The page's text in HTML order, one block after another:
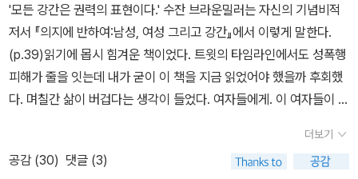
로, 상대방을 완전히 꼼짝 못하게 하는 것이죠. 그리고 또 기억나는 것
은 한 번도 상대 여성과 합의를 보려 한 적이 없다는 거에요. 그 대신
거짓말을 하거나 온갖 시나리오를 만들어냈습니다. 그러고는 정작 성
관계 후에는 아무런 신경을 쓰지 않거나 오히려 그날의 일에 대해 상
대방이 불편하고 불안하게 느끼게 만들었죠." -론 캠벨 뉴저지 메디슨
아야 할 모든 것 이 책이 눈에 띄는 부분은 ‘데이트 강간’이나 '아는 사
'모든 강간은 권력의 표현이다.' 수잔 브라운밀러는 자신의 기념비적
저서 『의지에 반하여:남성, 여성 그리고 강간』에서 이렇게 말한다.
(p.39)읽기에 몹시 힘겨운 책이었다. 트윗의 타임라인에서도 성폭행
피해가 줄을 잇는데 내가 굳이 이 책을 지금 읽었어야 했을까 후회했
다. 며칠간 삶이 버겁다는 생각이 들었다. 여자들에게. 이 여자들이 자
어야 하면서 겪었어야 할 고통, 또한 다른 누군가로부터 또 그렇게 될
지도 모른다는 두려움, 게다가 가해자가 나 외의 다른 사람에게도 또
더보기
공감 (30) 댓글 (3)